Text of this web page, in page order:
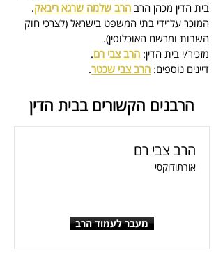
בית הדין מכהן הרב הרב שלמה שרגא ריבאק.
המוכר על־ידי בתי המשפט בישראל (לצרכי חוק
השבות ומרשם האוכלוסין).
מזכיר/י בית הדין: הרב צבי רם.
דיינים נוספים: הרב צבי שכטר.
הרבנים הקשורים בבית הדין
הרב צבי רם
אורתודוקסי
מעבר לעמוד הרב